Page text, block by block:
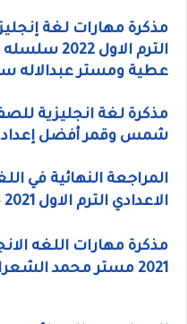
مذكرة مهارات لغة
الترم الاول 2022 سلسله كتاب focus
عطية ومستر عبدالاله
شمس وقمر أفضل إعداد
المراجعة النهائية في
الاعدادي الترم الاول 2021 مستر محمد عبد الجابر
مذكرة مهارات اللغه
2021 مستر محمد الشعراوي